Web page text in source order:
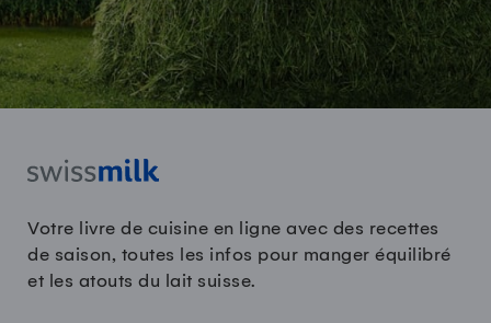
Votre livre de cuisine en ligne avec des recettes
de saison, toutes les infos pour manger équilibré
et les atouts du lait suisse.